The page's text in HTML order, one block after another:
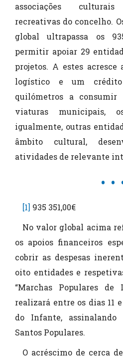
associações
recreativas do concelho.
global ultrapassa os
permitir apoiar 29
projetos. A estes
logístico e um
quilómetros a consumir
viaturas municipais,
igualmente, outras
âmbito cultural,
atividades de relevante
[1] 935 351,00€
No valor global acima
os apoios financeiros
cobrir as despesas
oito entidades e
“Marchas Populares de
realizará entre os dias 11
do Infante,
Santos Populares.
O acréscimo de cerca